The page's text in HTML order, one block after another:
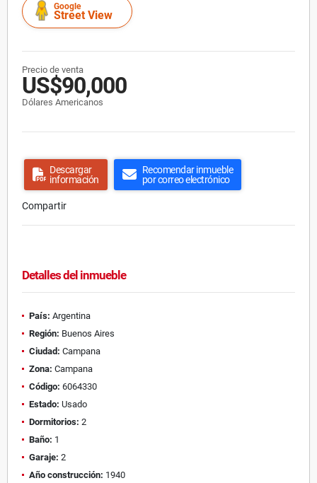
Google
Street View
Precio de venta
US$90,000
Dólares Americanos
Descargar
información
Recomendar inmueble
por correo electrónico
Compartir
Detalles del inmueble
País: Argentina
Región: Buenos Aires
Ciudad: Campana
Zona: Campana
Código: 6064330
Estado: Usado
Dormitorios: 2
Baño: 1
Garaje: 2
Año construcción: 1940